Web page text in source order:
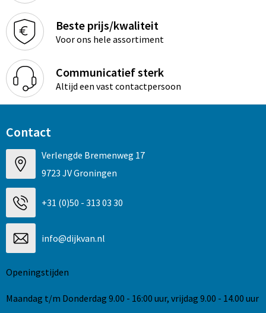
Beste prijs/kwaliteit
Voor ons hele assortiment
Communicatief sterk
Altijd een vast contactpersoon
Contact
Verlengde Bremenweg 17
9723 JV Groningen
+31 (0)50 - 313 03 30
info@dijkvan.nl
Openingstijden
Maandag t/m Donderdag 9.00 - 16:00 uur, vrijdag 9.00 - 14.00 uur